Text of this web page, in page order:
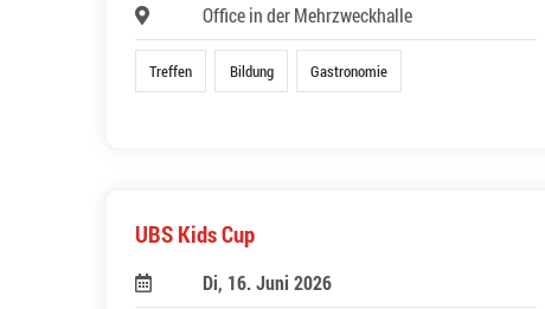
Office in der Mehrzweckhalle
Treffen Bildung Gastronomie
UBS Kids Cup
Di, 16. Juni 2026